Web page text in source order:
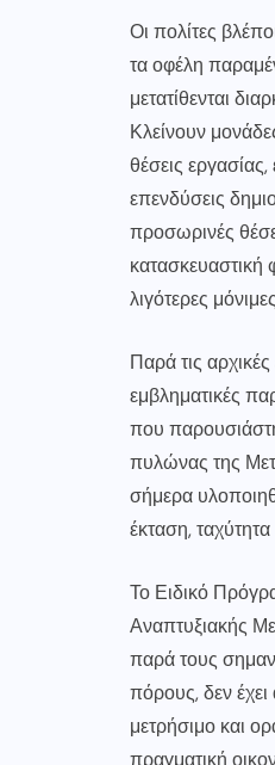
Οι πολίτες
τα οφέλη
μετατίθενται
Κλείνουν
θέσεις
επενδύσεις
προσωρινές
κατασκευαστική
λιγότερες
Παρά τις αρχικές
εμβληματικές
που
πυλώνας της
σήμερα
έκταση, ταχύτητα
Το Ειδικό
Αναπτυξιακής
παρά τους
πόρους, δεν
μετρήσιμο και
πραγματική